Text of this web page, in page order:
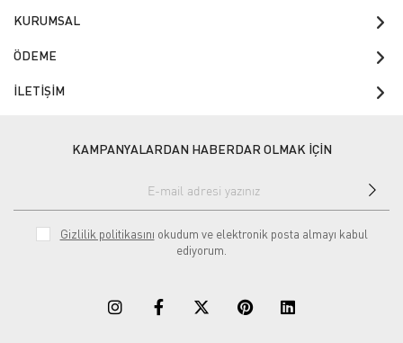
KURUMSAL
ÖDEME
İLETİŞİM
KAMPANYALARDAN HABERDAR OLMAK İÇİN
Gizlilik politikasını okudum ve elektronik posta almayı kabul
ediyorum.